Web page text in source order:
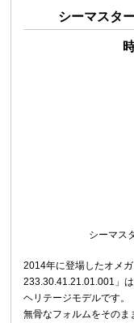
シーマスタ
シーマス
2014年に登場したオメ
233.30.41.21.01.001」
ヘリテージモデルです。
無骨なフォルムをその